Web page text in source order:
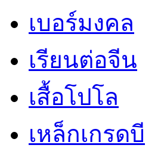
เบอร์มงคล
เรียนต่อจีน
เสื้อโปโล
เหล็กเกรดบี